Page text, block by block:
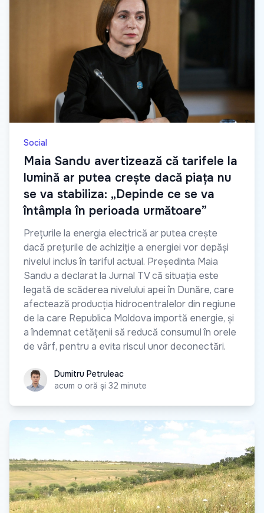
Social
Maia Sandu avertizează că tarifele la
lumină ar putea crește dacă piața nu
se va stabiliza: „Depinde ce se va
întâmpla în perioada următoare”
Prețurile la energia electrică ar putea crește
dacă prețurile de achiziție a energiei vor depăși
nivelul inclus în tariful actual. Președinta Maia
Sandu a declarat la Jurnal TV că situația este
legată de scăderea nivelului apei în Dunăre, care
afectează producția hidrocentralelor din regiune
de la care Republica Moldova importă energie, și
a îndemnat cetățenii să reducă consumul în orele
de vârf, pentru a evita riscul unor deconectări.
Dumitru Petruleac
Dumitru Petruleac
acum o oră și 32 minute